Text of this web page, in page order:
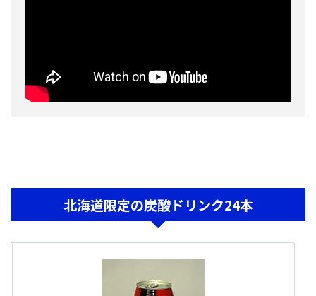
北海道限定の炭酸ドリンク24本